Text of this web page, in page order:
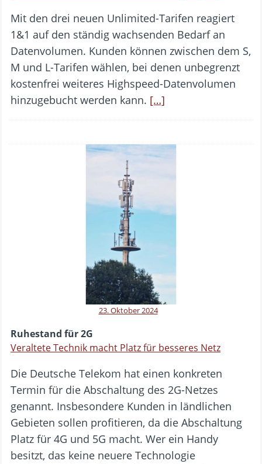
Mit den drei neuen Unlimited-Tarifen reagiert
1&1 auf den ständig wachsenden Bedarf an
Datenvolumen. Kunden können zwischen dem S,
M und L-Tarifen wählen, bei denen unbegrenzt
kostenfrei weiteres Highspeed-Datenvolumen
hinzugebucht werden kann. […]
23. Oktober 2024
Ruhestand für 2G
Veraltete Technik macht Platz für besseres Netz
Die Deutsche Telekom hat einen konkreten
Termin für die Abschaltung des 2G-Netzes
genannt. Insbesondere Kunden in ländlichen
Gebieten sollen profitieren, da die Abschaltung
Platz für 4G und 5G macht. Wer ein Handy
besitzt, das keine neuere Technologie